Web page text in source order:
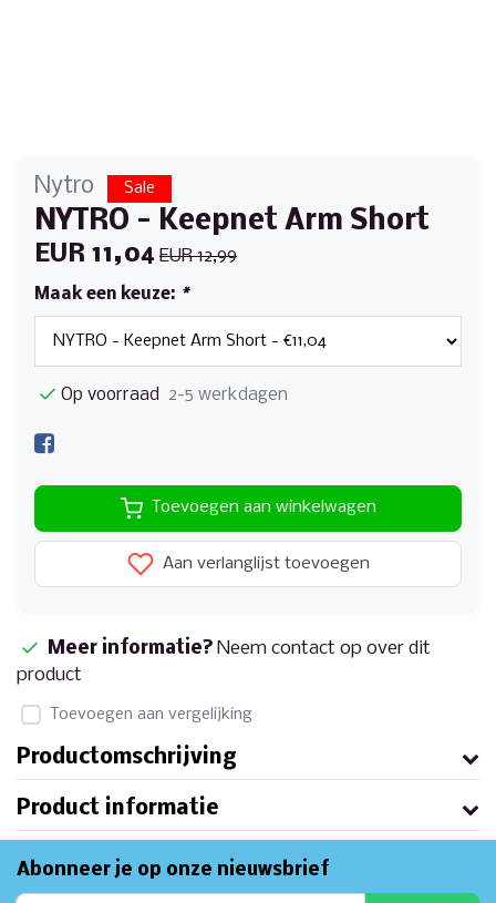
Nytro Sale
NYTRO - Keepnet Arm Short
EUR 11,04 EUR 12,99
Maak een keuze: *
Op voorraad 2-5 werkdagen
Toevoegen aan winkelwagen
Aan verlanglijst toevoegen
Meer informatie? Neem contact op over dit
product
Toevoegen aan vergelijking
Productomschrijving
Product informatie
Abonneer je op onze nieuwsbrief